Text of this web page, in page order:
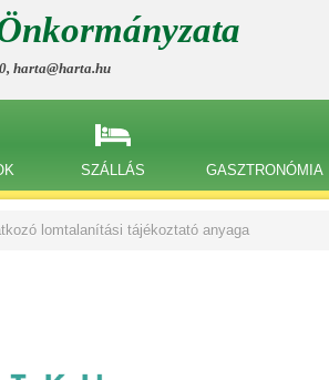
harta@harta.hu
SZÁLLÁS GASZTRONÓMIA
lomtalanítási tájékoztató anyaga